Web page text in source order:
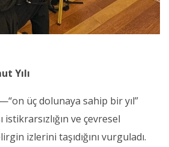
Yılı
—“on üç dolunaya sahip bir yıl”
ve çevresel
izlerini taşıdığını vurguladı.